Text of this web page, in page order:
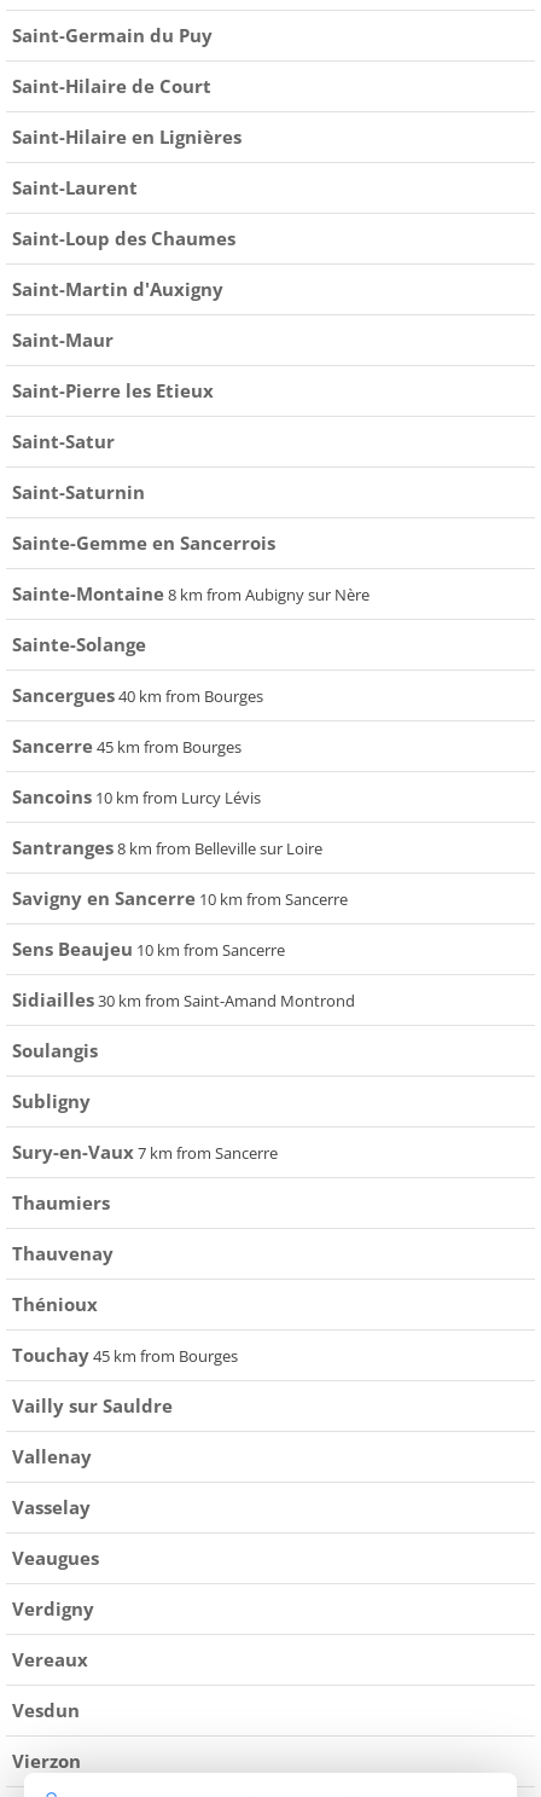
Saint-Germain du Puy
Saint-Hilaire de Court
Saint-Hilaire en Lignières
Saint-Laurent
Saint-Loup des Chaumes
Saint-Martin d'Auxigny
Saint-Maur
Saint-Pierre les Etieux
Saint-Satur
Saint-Saturnin
Sainte-Gemme en Sancerrois
Sainte-Montaine8 km from Aubigny sur Nère
Sainte-Solange
Sancergues40 km from Bourges
Sancerre45 km from Bourges
Sancoins 10 km from Lurcy Lévis
Santranges8 km from Belleville sur Loire
Savigny en Sancerre 10 km from Sancerre
Sens Beaujeu 10 km from Sancerre
Sidiailles30 km from Saint-Amand Montrond
Soulangis
Subligny
Sury-en-Vaux7 km from Sancerre
Thaumiers
Thauvenay
Thénioux
Touchay45 km from Bourges
Vailly sur Sauldre
Vallenay
Vasselay
Veaugues
Verdigny
Vereaux
Vesdun
Vierzon